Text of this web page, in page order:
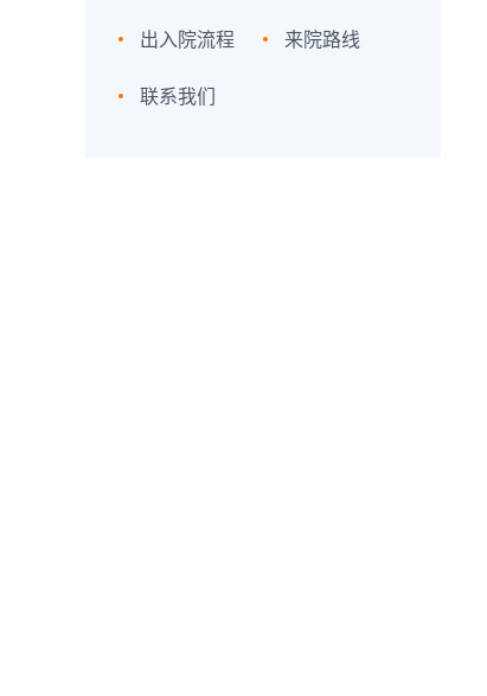
出入院流程 来院路线
联系我们